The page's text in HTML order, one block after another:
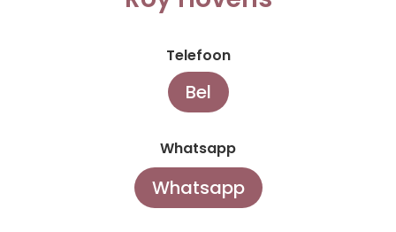
Telefoon
Bel
Whatsapp
Whatsapp